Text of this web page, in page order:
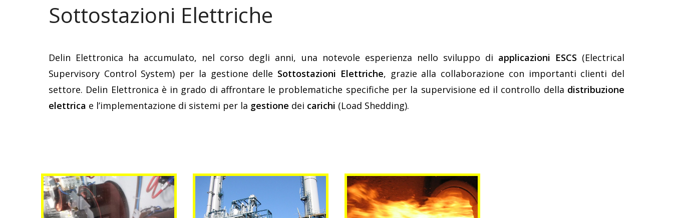
Sottostazioni Elettriche
Delin Elettronica ha accumulato, nel corso degli anni, una notevole esperienza nello sviluppo di applicazioni ESCS (Electrical
Supervisory Control System) per la gestione delle Sottostazioni Elettriche, grazie alla collaborazione con importanti clienti del
settore. Delin Elettronica è in grado di affrontare le problematiche specifiche per la supervisione ed il controllo della distribuzione
elettrica e l’implementazione di sistemi per la gestione dei carichi (Load Shedding).